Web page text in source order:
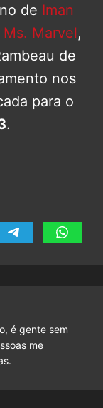
de Iman
Ms. Marvel,
de
nos
para o
.
é gente sem
me